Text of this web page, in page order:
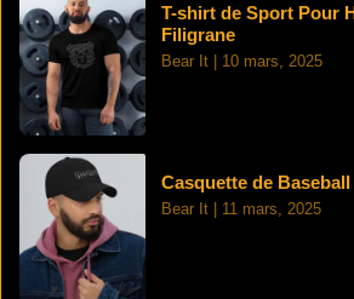
T-shirt de Sport Pour
Filigrane
Bear It 10 mars, 2025
Casquette de
Bear It 11 mars, 2025